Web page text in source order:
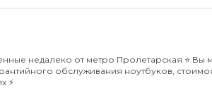
недалеко от метро Пролетарская ⭐️ Вы
обслуживания ноутбуков,
⚡️